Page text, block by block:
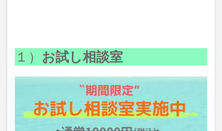
１） お試し相談室